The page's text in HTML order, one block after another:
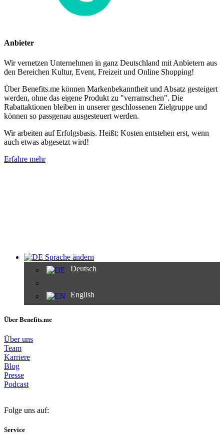
Anbieter
Wir vernetzen Unternehmen in ganz Deutschland mit Anbietern aus
den Bereichen Kultur, Event, Freizeit und Online Shopping!
Über Benefits.me können Markenbekanntheit und Absatz gesteigert
werden, ohne das eigene Produkt zu "verramschen". Die
Rabattaktionen bleiben in unserer geschlossenen Zielgruppe und
können so passgenau ausgesteuert werden.
Wir arbeiten auf Erfolgsbasis. Heißt: Kosten entstehen erst, wenn
auch etwas abgesetzt wird!
Erfahre mehr
Sprache ändern
Deutsch
English
Über Benefits.me
Über uns
Team
Karriere
Blog
Presse
Podcast
Folge uns auf:
Service